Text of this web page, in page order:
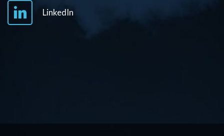
LinkedIn